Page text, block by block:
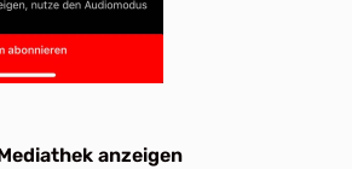
anzeigen